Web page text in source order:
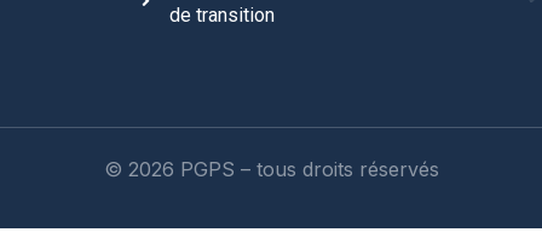
de transition
© 2026 PGPS – tous droits réservés